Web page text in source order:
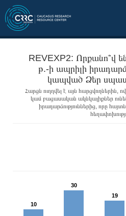
REVEXP2: Որքանո՞վ
թ.-ի ապրիլի
կապված Ձեր
Հարցն ուղղվել է այն հարցվողներին,
կամ բացասական ակնկալիքներ
իրադարձություններից, որը
10
30
19